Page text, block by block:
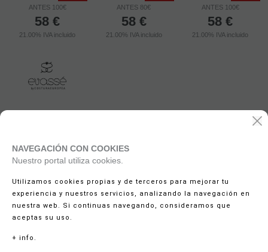
ANTES 100€
58 €
21.00% IVA incluido
ANTES 80€
58 €
21.00% IVA incluido
ANTES 100€
58 €
21.00% IVA incluido
NAVEGACIÓN CON COOKIES
Nuestro portal utiliza cookies.
Utilizamos cookies propias y de terceros para mejorar tu
experiencia y nuestros servicios, analizando la navegación en
nuestra web. Si continuas navegando, consideramos que
aceptas su uso.
+ info.